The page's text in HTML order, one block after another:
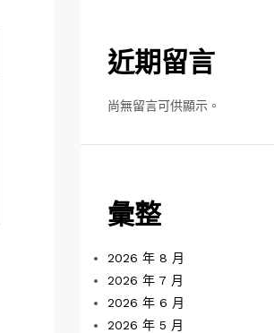
近期留言
尚無留言可供顯示。
彙整
2026 年 8 月
2026 年 7 月
2026 年 6 月
2026 年 5 月